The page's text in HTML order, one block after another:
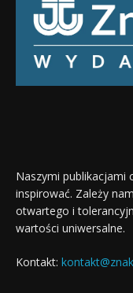
Naszymi publikacjami
inspirować. Zależy
otwartego i
wartości uniwersalne.
Kontakt: